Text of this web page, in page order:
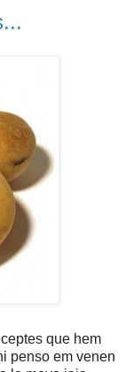
que hem
penso em venen